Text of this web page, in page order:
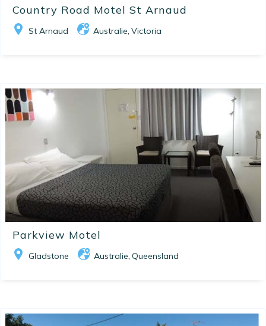
Country Road Motel St Arnaud
St Arnaud Australie, Victoria
Parkview Motel
Gladstone Australie, Queensland